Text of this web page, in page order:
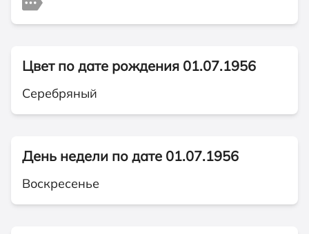
Цвет по дате рождения 01.07.1956
Серебряный
День недели по дате 01.07.1956
Воскресенье